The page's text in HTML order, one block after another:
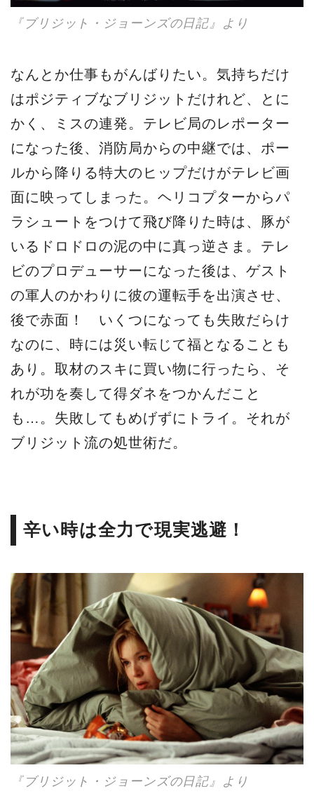
『ブリジット・ジョーンズの日記』より
なんとか仕事もがんばりたい。気持ちだけ
はポジティブなブリジットだけれど、とに
かく、ミスの連発。テレビ局のレポーター
になった後、消防局からの中継では、ポー
ルから降りる特大のヒップだけがテレビ画
面に映ってしまった。ヘリコプターからパ
ラシュートをつけて飛び降りた時は、豚が
いるドロドロの泥の中に真っ逆さま。テレ
ビのプロデューサーになった後は、ゲスト
の軍人のかわりに彼の運転手を出演させ、
後で赤面！ いくつになっても失敗だらけ
なのに、時には災い転じて福となることも
あり。取材のスキに買い物に行ったら、そ
れが功を奏して得ダネをつかんだこと
も…。失敗してもめげずにトライ。それが
ブリジット流の処世術だ。
辛い時は全力で現実逃避！
『ブリジット・ジョーンズの日記』より